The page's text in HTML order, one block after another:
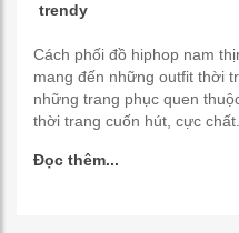
trendy
Cách phối đồ hiphop nam
mang đến những outfit thời
những trang phục quen
thời trang cuốn hút, cực chất.
Đọc thêm...